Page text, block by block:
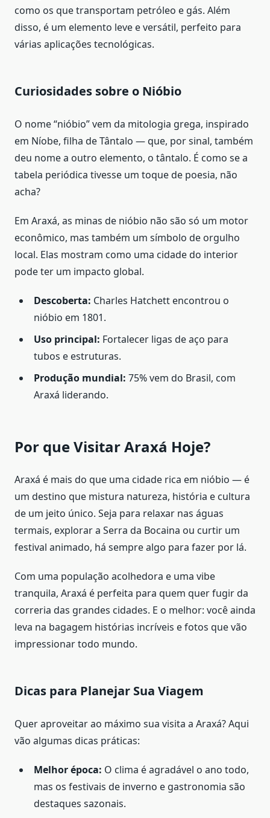
como os que transportam petróleo e gás. Além
disso, é um elemento leve e versátil, perfeito para
várias aplicações tecnológicas.
Curiosidades sobre o Nióbio
O nome “nióbio” vem da mitologia grega, inspirado
em Níobe, filha de Tântalo — que, por sinal, também
deu nome a outro elemento, o tântalo. É como se a
tabela periódica tivesse um toque de poesia, não
acha?
Em Araxá, as minas de nióbio não são só um motor
econômico, mas também um símbolo de orgulho
local. Elas mostram como uma cidade do interior
pode ter um impacto global.
Descoberta: Charles Hatchett encontrou o
nióbio em 1801.
Uso principal: Fortalecer ligas de aço para
tubos e estruturas.
Produção mundial: 75% vem do Brasil, com
Araxá liderando.
Por que Visitar Araxá Hoje?
Araxá é mais do que uma cidade rica em nióbio — é
um destino que mistura natureza, história e cultura
de um jeito único. Seja para relaxar nas águas
termais, explorar a Serra da Bocaina ou curtir um
festival animado, há sempre algo para fazer por lá.
Com uma população acolhedora e uma vibe
tranquila, Araxá é perfeita para quem quer fugir da
correria das grandes cidades. E o melhor: você ainda
leva na bagagem histórias incríveis e fotos que vão
impressionar todo mundo.
Dicas para Planejar Sua Viagem
Quer aproveitar ao máximo sua visita a Araxá? Aqui
vão algumas dicas práticas:
Melhor época: O clima é agradável o ano todo,
mas os festivais de inverno e gastronomia são
destaques sazonais.